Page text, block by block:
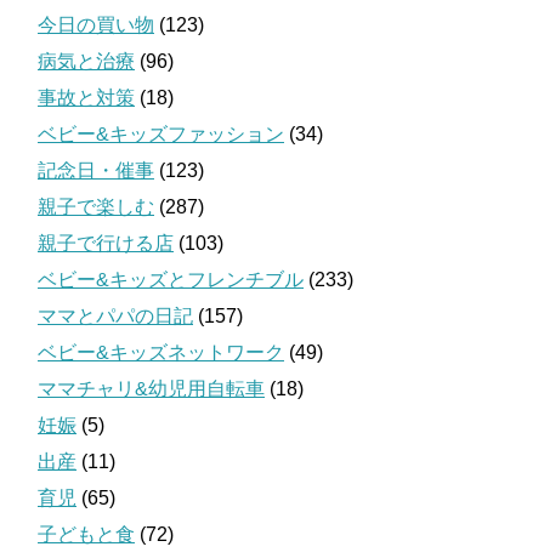
今日の買い物 (123)
病気と治療 (96)
事故と対策 (18)
ベビー&キッズファッション (34)
記念日・催事 (123)
親子で楽しむ (287)
親子で行ける店 (103)
ベビー&キッズとフレンチブル (233)
ママとパパの日記 (157)
ベビー&キッズネットワーク (49)
ママチャリ&幼児用自転車 (18)
妊娠 (5)
出産 (11)
育児 (65)
子どもと食 (72)